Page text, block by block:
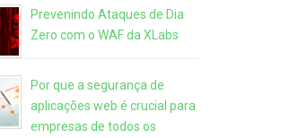
Prevenindo Ataques de Dia
Zero com o WAF da XLabs
Por que a segurança de
aplicações web é crucial para
empresas de todos os